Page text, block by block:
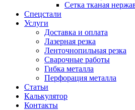
Сетка тканая
Спецстали
Услуги
Доставка и оплата
Лазерная резка
Ленточнопильная резка
Сварочные работы
Гибка металла
Перфорация металла
Статьи
Калькулятор
Контакты